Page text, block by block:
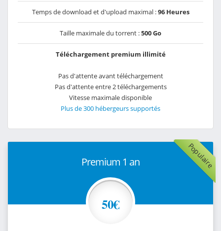
Temps de download et d'upload maximal :96 Heures
Taille maximale du torrent :500 Go
Téléchargement premium illimité
Pas d'attente avant téléchargement
Pas d'attente entre 2 téléchargements
Vitesse maximale disponible
Plus de 300 hébergeurs supportés
Populaire
Premium 1 an
50€